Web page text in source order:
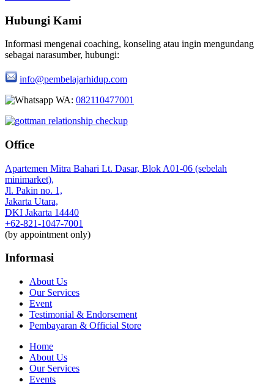
Hubungi Kami
Informasi mengenai coaching, konseling atau ingin mengundang
sebagai narasumber, hubungi:
info@pembelajarhidup.com
WA: 082110477001
Office
Apartemen Mitra Bahari Lt. Dasar, Blok A01-06 (sebelah
minimarket),
Jl. Pakin no. 1,
Jakarta Utara,
DKI Jakarta 14440
+62-821-1047-7001
(by appointment only)
Informasi
About Us
Our Services
Event
Testimonial & Endorsement
Pembayaran & Official Store
Home
About Us
Our Services
Events